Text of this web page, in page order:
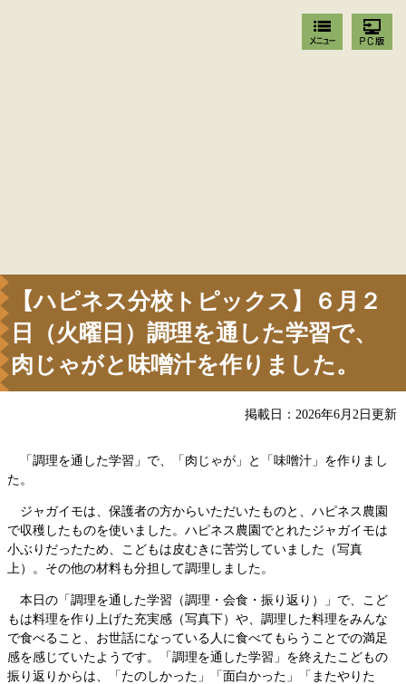
【ハピネス分校トピックス】６月２
日（火曜日）調理を通した学習で、
肉じゃがと味噌汁を作りました。
掲載日：2026年6月2日更新
「調理を通した学習」で、「肉じゃが」と「味噌汁」を作りまし
た。
ジャガイモは、保護者の方からいただいたものと、ハピネス農園
で収穫したものを使いました。ハピネス農園でとれたジャガイモは
小ぶりだったため、こどもは皮むきに苦労していました（写真
上）。その他の材料も分担して調理しました。
本日の「調理を通した学習（調理・会食・振り返り）」で、こど
もは料理を作り上げた充実感（写真下）や、調理した料理をみんな
で食べること、お世話になっている人に食べてもらうことでの満足
感を感じていたようです。「調理を通した学習」を終えたこどもの
振り返りからは、「たのしかった」「面白かった」「またやりた